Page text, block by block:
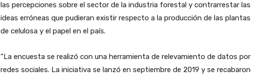
las percepciones sobre el sector de la industria forestal y contrarrestar las
ideas erróneas que pudieran existir respecto a la producción de las plantas
de celulosa y el papel en el país.
“La encuesta se realizó con una herramienta de relevamiento de datos por
redes sociales. La iniciativa se lanzó en septiembre de 2019 y se recabaron